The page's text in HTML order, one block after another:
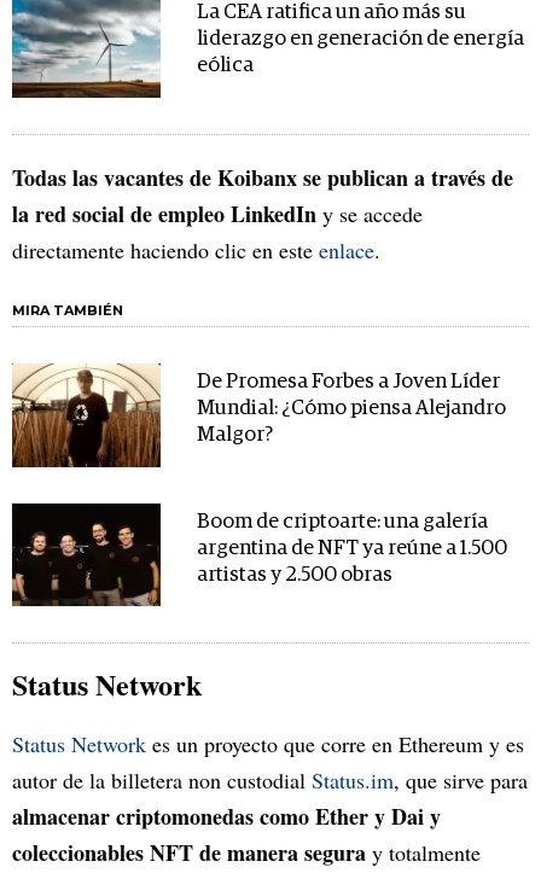
La CEA ratifica un año más su
liderazgo en generación de energía
eólica
Todas las vacantes de Koibanx se publican a través de
la red social de empleo LinkedIn y se accede
directamente haciendo clic en este enlace.
MIRA TAMBIÉN
De Promesa Forbes a Joven Líder
Mundial: ¿Cómo piensa Alejandro
Malgor?
Boom de criptoarte: una galería
argentina de NFT ya reúne a 1.500
artistas y 2.500 obras
Status Network
Status Network es un proyecto que corre en Ethereum y es
autor de la billetera non custodial Status.im, que sirve para
almacenar criptomonedas como Ether y Dai y
coleccionables NFT de manera segura y totalmente